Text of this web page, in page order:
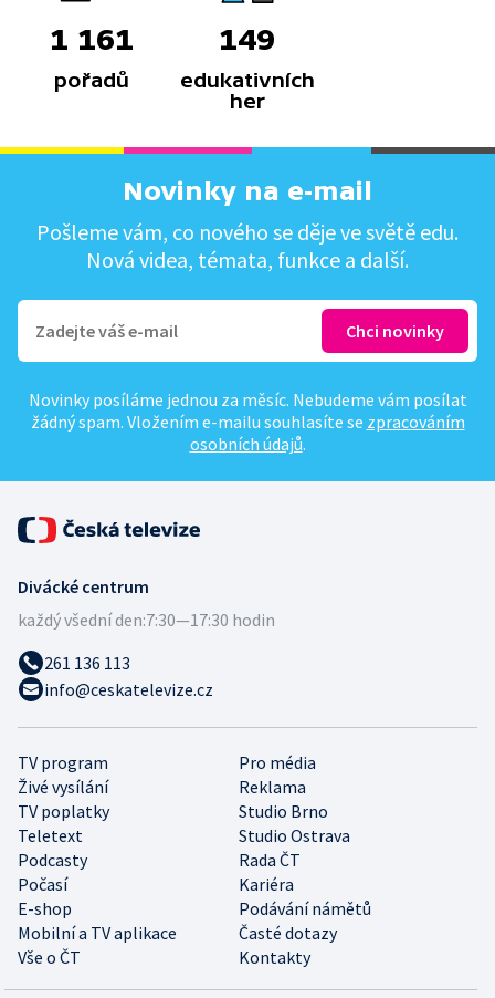
1 161
pořadů
149
edukativních
her
Novinky na e-mail
Pošleme vám, co nového se děje ve světě edu.
Nová videa, témata, funkce a další.
Novinky posíláme jednou za měsíc. Nebudeme vám posílat
žádný spam. Vložením e-mailu souhlasíte se zpracováním
osobních údajů.